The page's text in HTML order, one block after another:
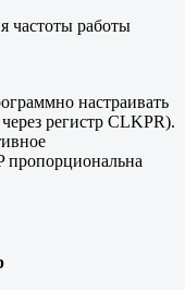
частоты работы
настраивать
регистр CLKPR).
пропорциональна